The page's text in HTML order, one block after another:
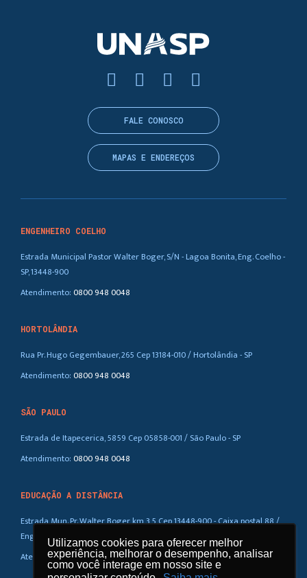
Utilizamos cookies para oferecer melhor
experiência, melhorar o desempenho, analisar
como você interage em nosso site e
Utilizamos cookies para oferecer melhor
experiência, melhorar o desempenho, analisar
como você interage em nosso site e
ENGENHEIRO COELHO
Estrada Municipal Pastor Walter Boger, S/N - Lagoa Bonita, Eng. Coelho -
SP, 13448-900
Atendimento:0800 948 0048
HORTOLÂNDIA
Rua Pr. Hugo Gegembauer, 265 Cep 13184-010 / Hortolândia - SP
Atendimento:0800 948 0048
SÃO PAULO
Estrada de Itapecerica, 5859 Cep 05858-001 / São Paulo - SP
Atendimento:0800 948 0048
EDUCAÇÃO A DISTÂNCIA
Estrada Mun. Pr. Walter Boger, km 3,5 Cep 13448-900 - Caixa postal 88 /
Eng. Coelho – SP
Atendimento:0800 948 0048
FALE CONOSCO
MAPAS E ENDEREÇOS